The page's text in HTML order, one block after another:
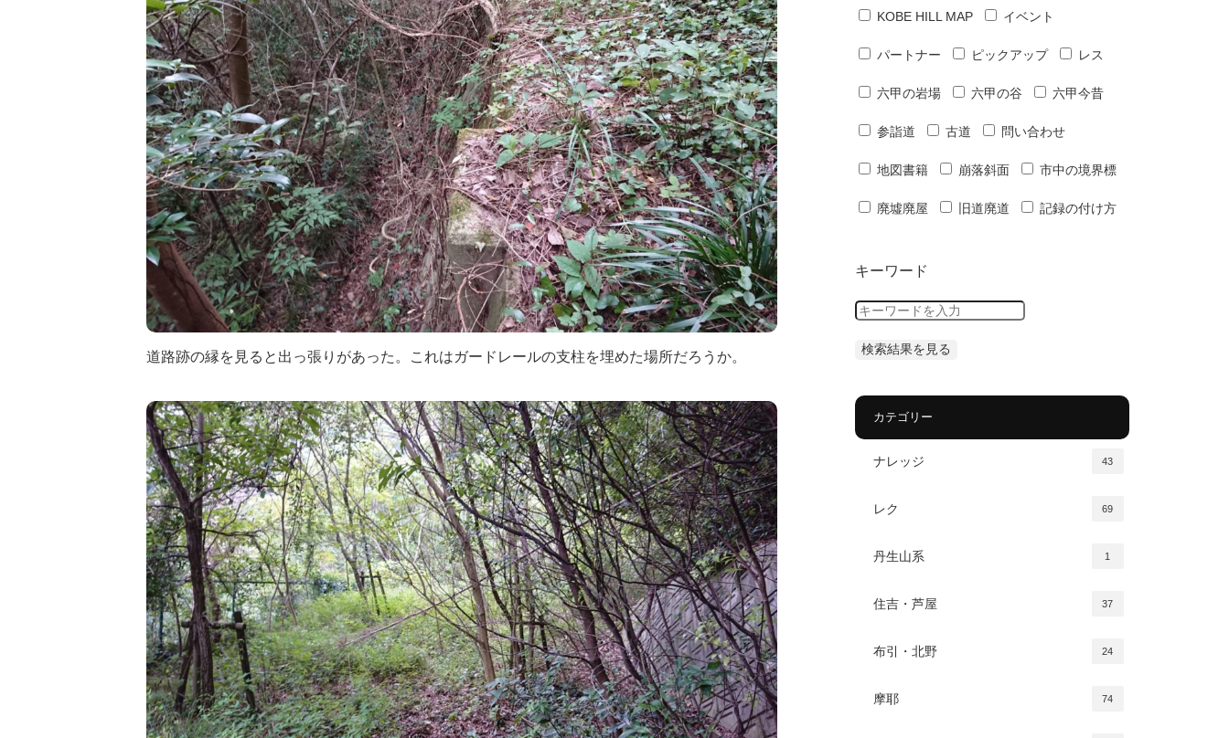
道路跡の縁を見ると出っ張りがあった。これはガードレールの支柱を埋めた場所だろうか。
KOBE HILL MAP イベント
パートナー ピックアップ レス
六甲の岩場 六甲の谷 六甲今昔
参詣道 古道 問い合わせ
地図書籍 崩落斜面 市中の境界標
廃墟廃屋 旧道廃道 記録の付け方
キーワード
カテゴリー
ナレッジ 43
レク 69
丹生山系 1
住吉・芦屋 37
布引・北野 24
摩耶 74